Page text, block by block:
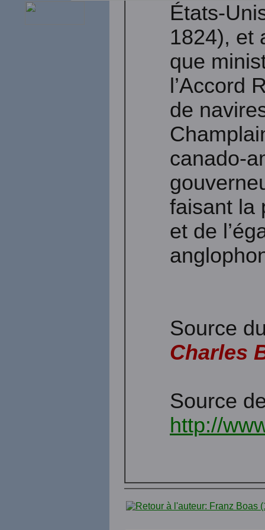
États-
1824), et
que
l’Accord
de
canado-
faisant la
et de
Source
Charles
Source
http://